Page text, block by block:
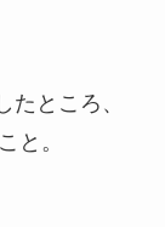
ところ、
と。